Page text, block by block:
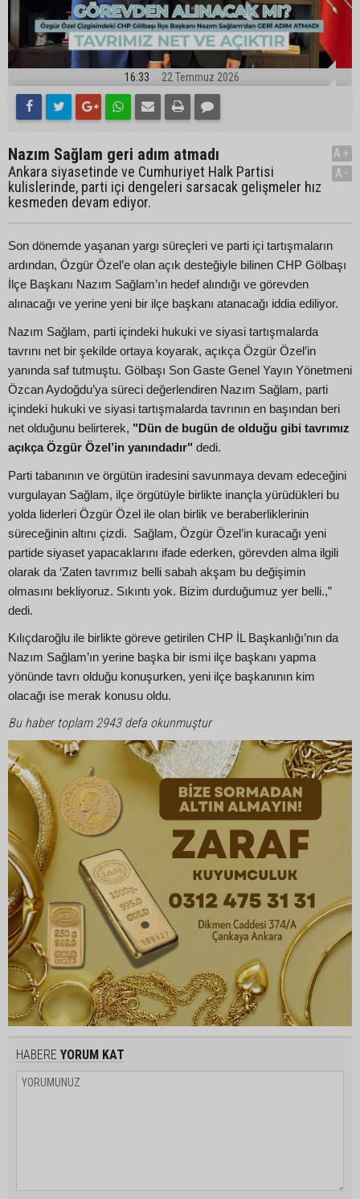
16:33 22 Temmuz 2026
Nazım Sağlam geri adım atmadı
Ankara siyasetinde ve Cumhuriyet Halk Partisi
kulislerinde, parti içi dengeleri sarsacak gelişmeler hız
kesmeden devam ediyor.
A+
A-
Son dönemde yaşanan yargı süreçleri ve parti içi tartışmaların
ardından, Özgür Özel’e olan açık desteğiyle bilinen CHP Gölbaşı
İlçe Başkanı Nazım Sağlam’ın hedef alındığı ve görevden
alınacağı ve yerine yeni bir ilçe başkanı atanacağı iddia ediliyor.
Nazım Sağlam, parti içindeki hukuki ve siyasi tartışmalarda
tavrını net bir şekilde ortaya koyarak, açıkça Özgür Özel’in
yanında saf tutmuştu. Gölbaşı Son Gaste Genel Yayın Yönetmeni
Özcan Aydoğdu’ya süreci değerlendiren Nazım Sağlam, parti
içindeki hukuki ve siyasi tartışmalarda tavrının en başından beri
net olduğunu belirterek, "Dün de bugün de olduğu gibi tavrımız
açıkça Özgür Özel’in yanındadır" dedi.
Parti tabanının ve örgütün iradesini savunmaya devam edeceğini
vurgulayan Sağlam, ilçe örgütüyle birlikte inançla yürüdükleri bu
yolda liderleri Özgür Özel ile olan birlik ve beraberliklerinin
süreceğinin altını çizdi. Sağlam, Özgür Özel’in kuracağı yeni
partide siyaset yapacaklarını ifade ederken, görevden alma ilgili
olarak da ‘Zaten tavrımız belli sabah akşam bu değişimin
olmasını bekliyoruz. Sıkıntı yok. Bizim durduğumuz yer belli.,”
dedi.
Kılıçdaroğlu ile birlikte göreve getirilen CHP İL Başkanlığı’nın da
Nazım Sağlam’ın yerine başka bir ismi ilçe başkanı yapma
yönünde tavrı olduğu konuşurken, yeni ilçe başkanının kim
olacağı ise merak konusu oldu.
Bu haber toplam 2943 defa okunmuştur
HABERE YORUM KAT